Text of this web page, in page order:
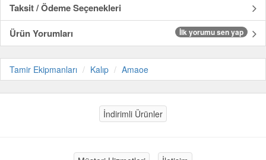
Taksit / Ödeme Seçenekleri
Ürün Yorumları
İlk yorumu sen yap
Tamir Ekipmanları Kalıp Amaoe
İndirimli Ürünler